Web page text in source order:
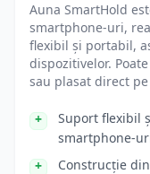
Auna SmartHold
smartphone-uri,
flexibil și portabil,
dispozitivelor.
sau plasat direct pe
Suport flexibil
smartphone-
Construcție